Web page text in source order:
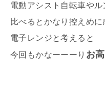
電動アシスト自転車や
比べるとかなり控えめ
電子レンジと考えると
今回もかなーーーり お